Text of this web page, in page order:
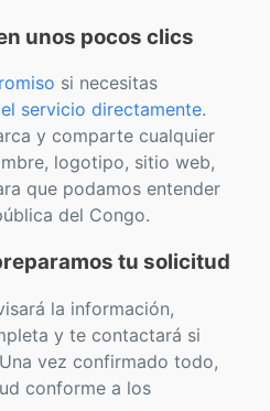
unos pocos clics
si necesitas
servicio directamente.
y comparte cualquier
logotipo, sitio web,
que podamos entender
del Congo.
tu solicitud
la información,
y te contactará si
vez confirmado todo,
conforme a los